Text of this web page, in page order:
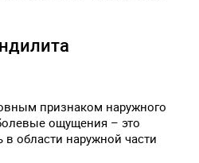
признаком наружного
ощущения – это
в области наружной части